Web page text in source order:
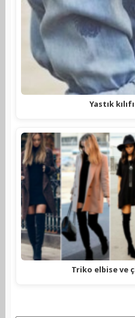
Yastık
Triko elbise ve